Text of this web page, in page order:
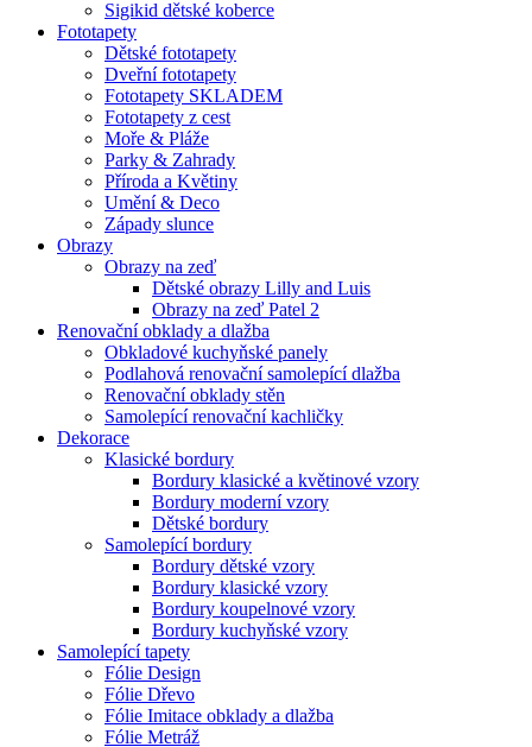
Sigikid dětské koberce
Fototapety
Dětské fototapety
Dveřní fototapety
Fototapety SKLADEM
Fototapety z cest
Moře & Pláže
Parky & Zahrady
Příroda a Květiny
Umění & Deco
Západy slunce
Obrazy
Obrazy na zeď
Dětské obrazy Lilly and Luis
Obrazy na zeď Patel 2
Renovační obklady a dlažba
Obkladové kuchyňské panely
Podlahová renovační samolepící dlažba
Renovační obklady stěn
Samolepící renovační kachličky
Dekorace
Klasické bordury
Bordury klasické a květinové vzory
Bordury moderní vzory
Dětské bordury
Samolepící bordury
Bordury dětské vzory
Bordury klasické vzory
Bordury koupelnové vzory
Bordury kuchyňské vzory
Samolepící tapety
Fólie Design
Fólie Dřevo
Fólie Imitace obklady a dlažba
Fólie Metráž